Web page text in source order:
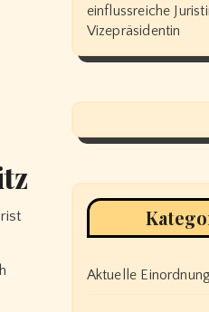
einflussreiche
Vizepräsidentin
Aktuelle Einordnung